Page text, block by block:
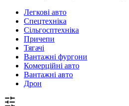
Легкові авто
Спецтехніка
Сільгосптехніка
Причепи
Тягачі
Вантажні фургони
Комерційні авто
Вантажні авто
Дрон